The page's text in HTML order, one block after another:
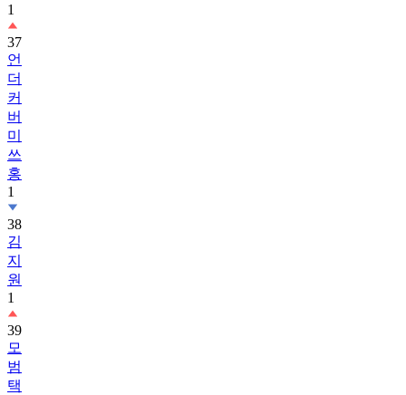
1
37
언
더
커
버
미
쓰
홍
1
38
김
지
원
1
39
모
범
택